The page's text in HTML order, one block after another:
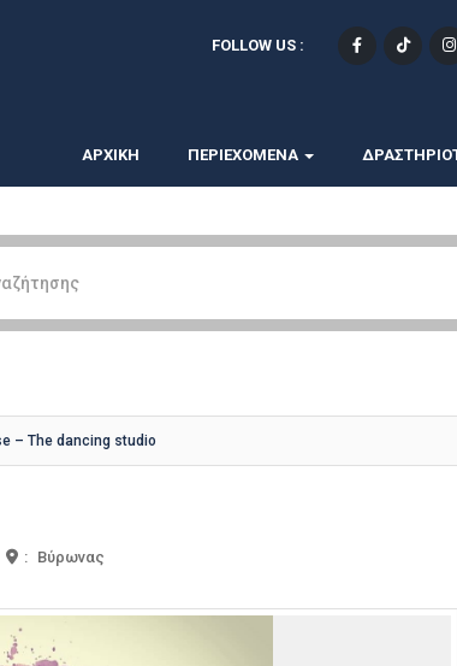
FOLLOW US :
ΑΡΧΙΚΗ ΠΕΡΙΕΧΟΜΕΝΑ
– The dancing studio
: Βύρωνας